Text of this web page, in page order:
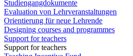
Studiengangdokumente
Evaluation von Lehrveranstaltungen
Orientierung für neue Lehrende
Designing courses and programmes
Support for teachers
Support for teachers